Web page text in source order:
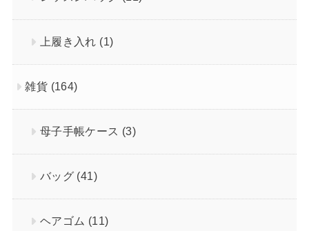
上履き入れ (1)
雑貨 (164)
母子手帳ケース (3)
バッグ (41)
ヘアゴム (11)